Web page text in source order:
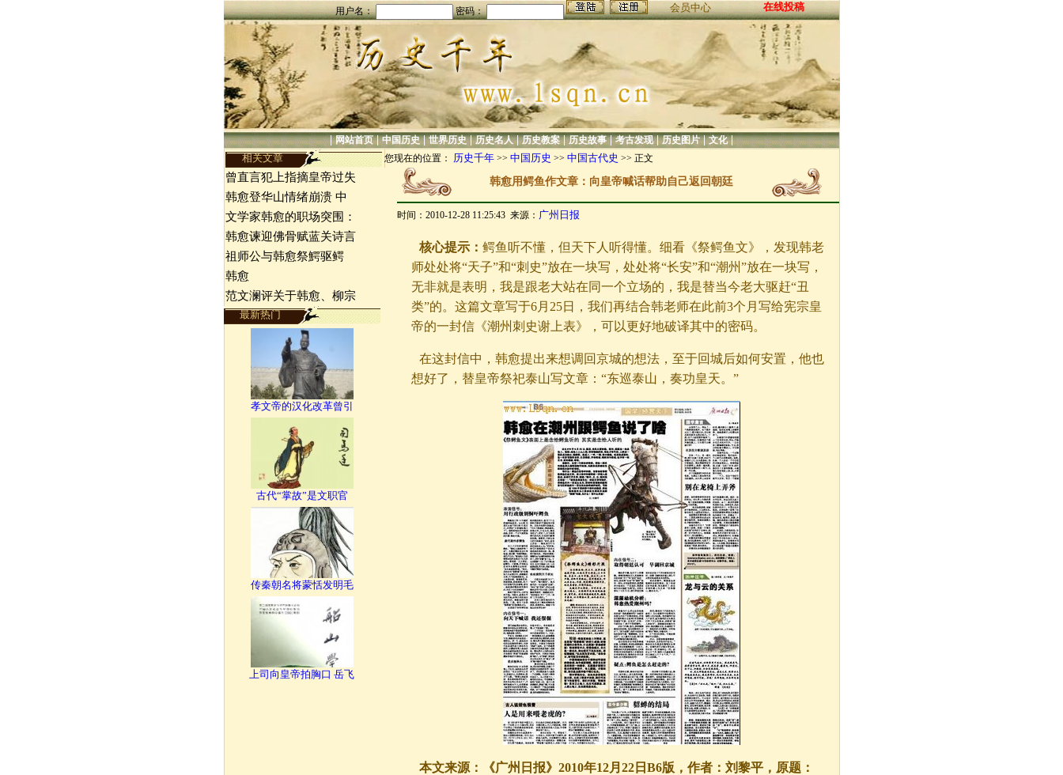
用户名： 密码： 会员中心 在线投稿
|网站首页|中国历史|世界历史|历史名人|历史教案|历史故事|考古发现|历史图片|文化|
相关文章
您现在的位置： 历史千年>> 中国历史 >> 中国古代史 >> 正文
曾直言犯上指摘皇帝过失
韩愈登华山情绪崩溃 中
文学家韩愈的职场突围：
韩愈谏迎佛骨赋蓝关诗言
祖师公与韩愈祭鰐驱鳄
韩愈
范文澜评关于韩愈、柳宗
最新热门
孝文帝的汉化改革曾引
古代“掌故”是文职官
传秦朝名将蒙恬发明毛
上司向皇帝拍胸口 岳飞
韩愈用鳄鱼作文章：向皇帝喊话帮助自己返回朝廷
时间：2010-12-28 11:25:43 来源： 广州日报
核心提示： 鳄鱼听不懂，但天下人听得懂。细看《祭鳄鱼文》，发现韩老
师处处将“天子”和“刺史”放在一块写，处处将“长安”和“潮州”放在一块写，
无非就是表明，我是跟老大站在同一个立场的，我是替当今老大驱赶“丑
类”的。这篇文章写于6月25日，我们再结合韩老师在此前3个月写给宪宗皇
帝的一封信《潮州刺史谢上表》，可以更好地破译其中的密码。
在这封信中，韩愈提出来想调回京城的想法，至于回城后如何安置，他也
想好了，替皇帝祭祀泰山写文章：“东巡泰山，奏功皇天。”
本文来源：《广州日报》2010年12月22日B6版，作者：刘黎平，原题：